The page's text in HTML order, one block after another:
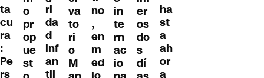
ta
cu
ra
:
Pe
rs
o
pr
op
ue
st
ri
da
d
inf
an
til
va
to
ri
o
M
no
,
en
m
ed
in
te
rn
ac
io
er
os
do
s
dí
ha
st
a
ah
or
a